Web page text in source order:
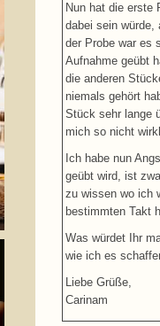
Nun hat die erste
dabei sein würde,
der Probe war es
Aufnahme geübt
die anderen
niemals gehört
Stück sehr lange
mich so nicht
Ich habe nun
geübt wird, ist
zu wissen wo ich
bestimmten Takt
Was würdet Ihr
wie ich es
Liebe Grüße,
Carinam